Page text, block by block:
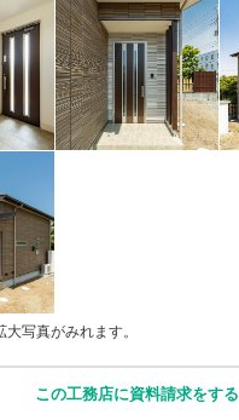
写真がみれます。
この工務店に資料請求をする